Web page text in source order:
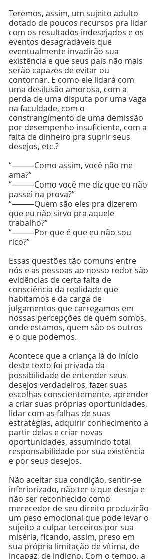
Teremos, assim, um sujeito adulto
dotado de poucos recursos pra lidar
com os resultados indesejados e os
eventos desagradáveis que
eventualmente invadirão sua
existência e que seus pais não mais
serão capazes de evitar ou
contornar. E como ele lidará com
uma desilusão amorosa, com a
perda de uma disputa por uma vaga
na faculdade, com o
constrangimento de uma demissão
por desempenho insuficiente, com a
falta de dinheiro pra suprir seus
desejos, etc.?
“⸻Como assim, você não me
ama?”
“⸻Como você me diz que eu não
passei na prova?”
“⸻Quem são eles pra dizerem
que eu não sirvo pra aquele
trabalho?”
“⸻Por que é que eu não sou
rico?”
Essas questões tão comuns entre
nós e as pessoas ao nosso redor são
evidências de certa falta de
consciência da realidade que
habitamos e da carga de
julgamentos que carregamos em
nossas percepções de quem somos,
onde estamos, quem são os outros
e o que podemos.
Acontece que a criança lá do início
deste texto foi privada da
possibilidade de entender seus
desejos verdadeiros, fazer suas
escolhas conscientemente, aprender
a criar suas próprias oportunidades,
lidar com as falhas de suas
estratégias, adquirir conhecimento a
partir delas e criar novas
oportunidades, assumindo total
responsabilidade por sua existência
e por seus desejos.
Não aceitar sua condição, sentir-se
inferiorizado, não ter o que deseja e
não ser reconhecido como
merecedor de seu direito produzirão
um peso emocional que pode levar o
sujeito a culpar terceiros por sua
miséria, ficando, assim, preso em
sua própria limitação de vítima, de
incapaz, de indigno. Com o tempo, a